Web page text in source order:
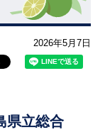
2026年5月7日
県立総合